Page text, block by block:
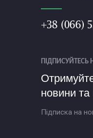
+38 (066)
новини та
Підписка на